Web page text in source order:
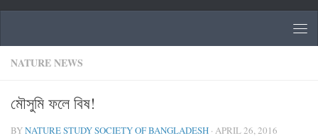
NATURE NEWS
মৌসুমি ফলে বিষ!
BYNATURE STUDY SOCIETY OF BANGLADESH · APRIL 26, 2016